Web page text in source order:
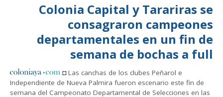
Colonia Capital y Tarariras se
consagraron campeones
departamentales en un fin de
semana de bochas a full
◘ Las canchas de los clubes Peñarol e
Independiente de Nueva Palmira fueron escenario este fin de
semana del Campeonato Departamental de Selecciones en las